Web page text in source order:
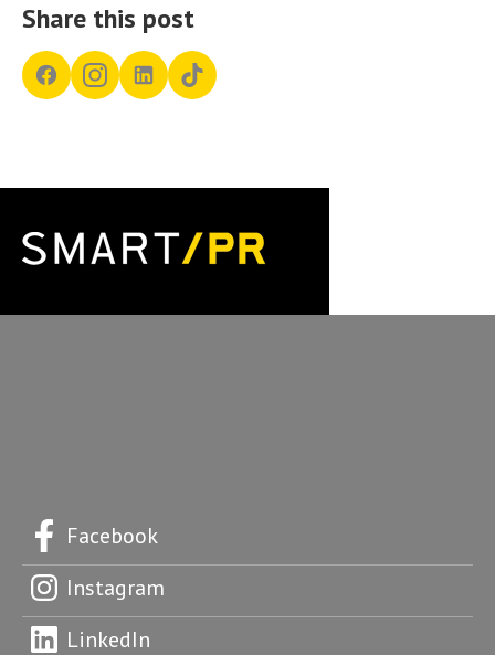
Share this post
Facebook
Instagram
LinkedIn